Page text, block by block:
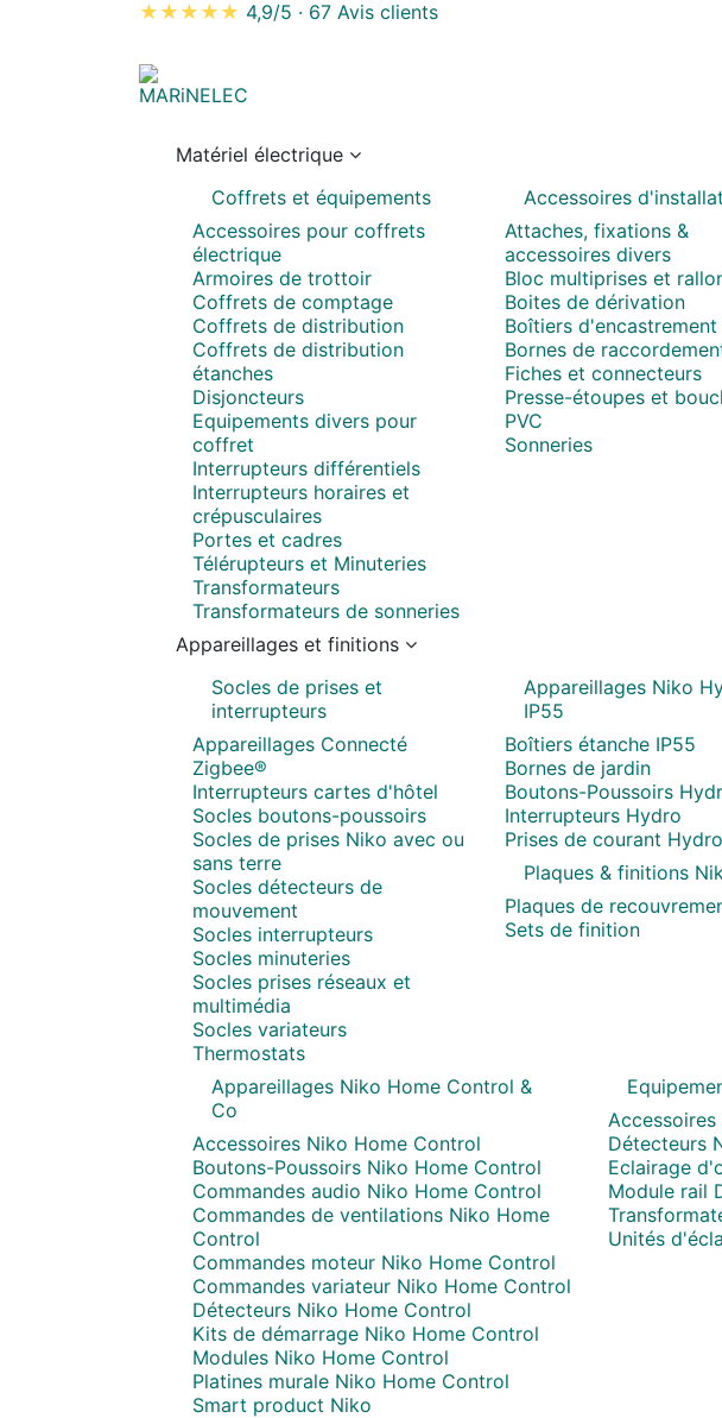
★★★★★ 4,9/5 · 67 Avis clients
Matériel électrique
Coffrets et équipements
Accessoires pour coffrets
électrique
Armoires de trottoir
Coffrets de comptage
Coffrets de distribution
Coffrets de distribution
étanches
Disjoncteurs
Equipements divers pour
coffret
Interrupteurs différentiels
Interrupteurs horaires et
crépusculaires
Portes et cadres
Télérupteurs et Minuteries
Transformateurs
Transformateurs de sonneries
Accessoires
Attaches, fixations &
accessoires divers
Bloc multiprises et
Boites de dérivation
Boîtiers d'encastrement
Bornes de
Fiches et connecteurs
Presse-étoupes et
PVC
Sonneries
Appareillages et finitions
Socles de prises et
interrupteurs
Appareillages Connecté
Zigbee®
Interrupteurs cartes d'hôtel
Socles boutons-poussoirs
Socles de prises Niko avec ou
sans terre
Socles détecteurs de
mouvement
Socles interrupteurs
Socles minuteries
Socles prises réseaux et
multimédia
Socles variateurs
Thermostats
Appareillages Niko
IP55
Boîtiers étanche IP55
Bornes de jardin
Boutons-Poussoirs
Interrupteurs Hydro
Prises de courant Hydro
Plaques & finitions
Plaques de
Sets de finition
Appareillages Niko Home Control &
Co
Accessoires Niko Home Control
Boutons-Poussoirs Niko Home Control
Commandes audio Niko Home Control
Commandes de ventilations Niko Home
Control
Commandes moteur Niko Home Control
Commandes variateur Niko Home Control
Détecteurs Niko Home Control
Kits de démarrage Niko Home Control
Modules Niko Home Control
Platines murale Niko Home Control
Smart product Niko
Accessoires
Détecteurs
Eclairage
Module rail
Unités